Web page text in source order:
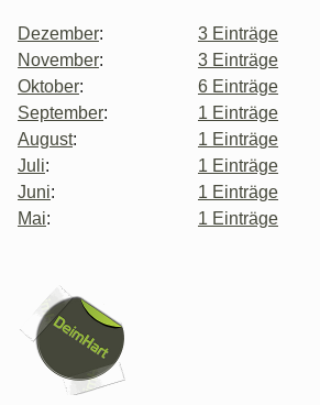
Dezember:
3 Einträge
November:
3 Einträge
Oktober:
6 Einträge
September:
1 Einträge
August:
1 Einträge
Juli:
1 Einträge
Juni:
1 Einträge
Mai: 1 Einträge
Seitenleiste